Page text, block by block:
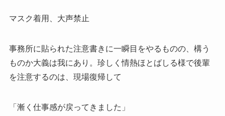
マスク着用、大声禁止
事務所に貼られた注意書きに一瞬目をやるものの、構う
ものか大義は我にあり。珍しく情熱ほとばしる様で後輩
を注意するのは、現場復帰して
「漸く仕事感が戻ってきました」